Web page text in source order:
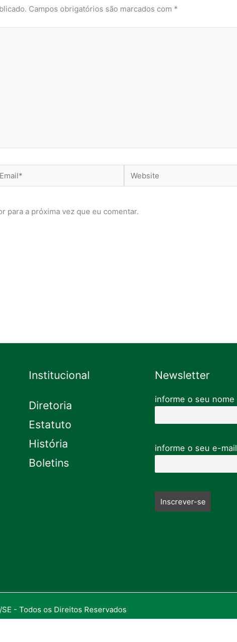
Campos obrigatórios são marcados com *
Website
para a próxima vez que eu comentar.
Institucional
Diretoria
Estatuto
História
Boletins
Newsletter
informe o seu nome
informe o seu e-mail
- Todos os Direitos Reservados